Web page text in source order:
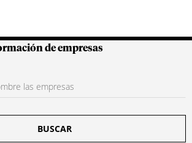
Colombianas
de empresas
BUSCAR